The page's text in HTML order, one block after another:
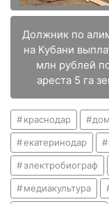
Должник по
на Кубани
млн рублей
ареста 5 га
краснодар
екатеринодар
электробиограф
медиакультура